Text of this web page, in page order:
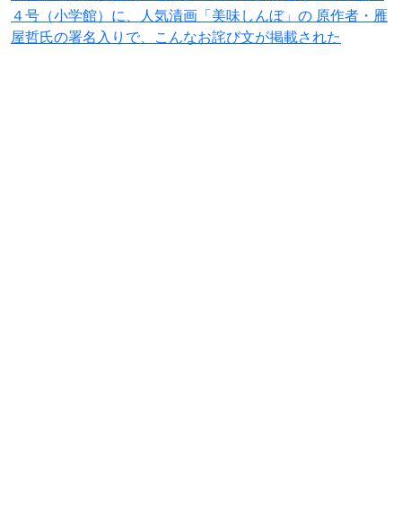
４号（小学館）に、人気漬画「美味しんぼ」の 原作者・雁
屋哲氏の署名入りで、こんなお詫び文が掲載された